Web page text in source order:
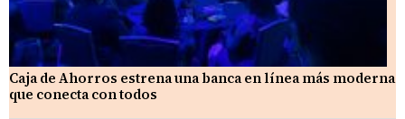
Caja de Ahorros estrena una banca en línea más moderna
que conecta con todos